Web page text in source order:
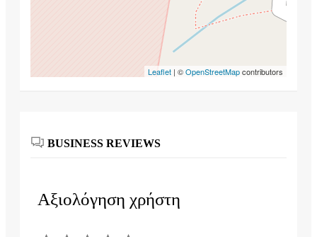
Leaflet | ©OpenStreetMapcontributors
BUSINESS REVIEWS
Αξιολόγηση χρήστη